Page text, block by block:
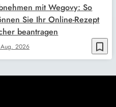
bookmark_border
2026
mit Wegovy: So
Sie Ihr Online-Rezept
beantragen